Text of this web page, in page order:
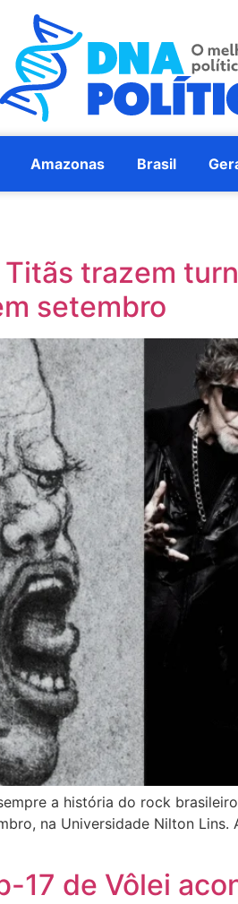
Amazonas Brasil
trazem
setembro
a história do rock
na Universidade Nilton
17 de Vôlei